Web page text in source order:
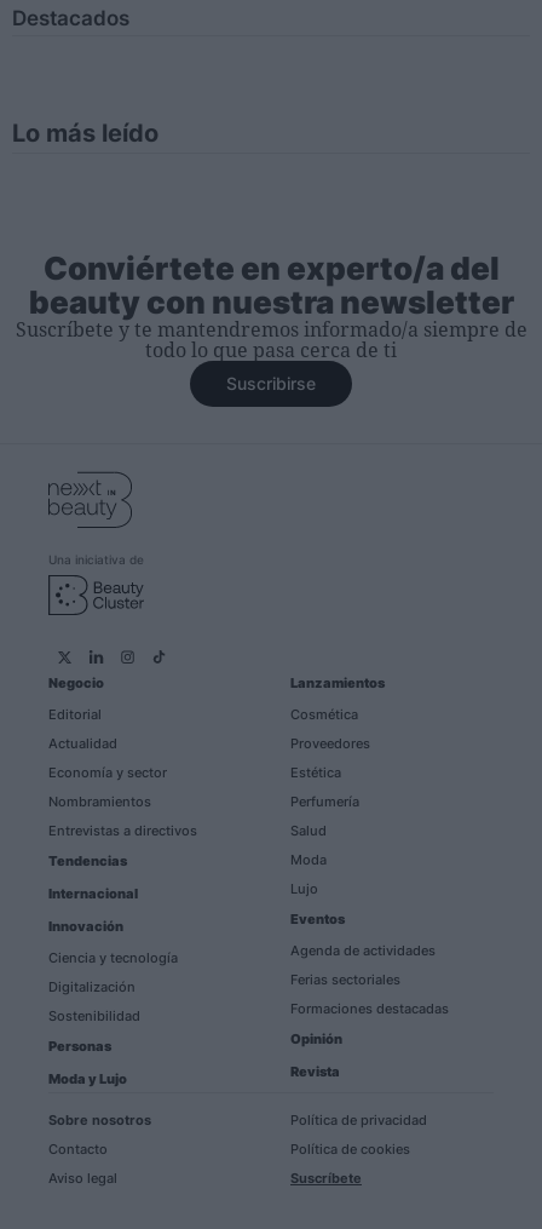
Destacados
Lo más leído
Conviértete en experto/a del
beauty con nuestra newsletter
Suscríbete y te mantendremos informado/a siempre de
todo lo que pasa cerca de ti
Suscribirse
Una iniciativa de
Negocio
Editorial
Actualidad
Economía y sector
Nombramientos
Entrevistas a directivos
Tendencias
Internacional
Innovación
Ciencia y tecnología
Digitalización
Sostenibilidad
Personas
Moda y Lujo
Lanzamientos
Cosmética
Proveedores
Estética
Perfumería
Salud
Moda
Lujo
Eventos
Agenda de actividades
Ferias sectoriales
Formaciones destacadas
Opinión
Revista
Sobre nosotros
Contacto
Aviso legal
Política de privacidad
Política de cookies
Suscríbete